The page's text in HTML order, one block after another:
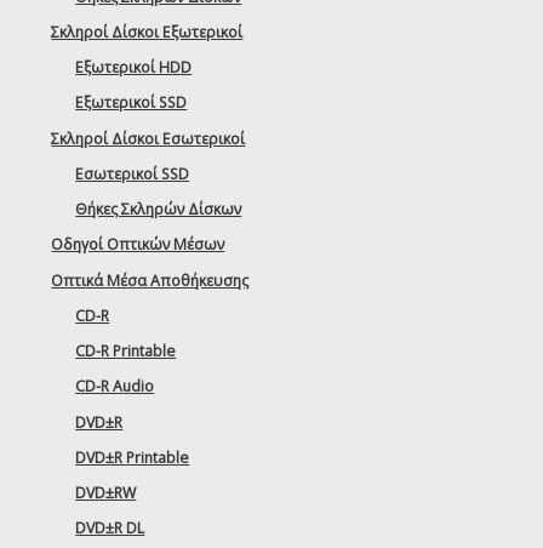
Σκληροί Δίσκοι Εξωτερικοί
Εξωτερικοί HDD
Εξωτερικοί SSD
Σκληροί Δίσκοι Εσωτερικοί
Εσωτερικοί SSD
Θήκες Σκληρών Δίσκων
Οδηγοί Οπτικών Μέσων
Οπτικά Μέσα Αποθήκευσης
CD-R
CD-R Printable
CD-R Audio
DVD±R
DVD±R Printable
DVD±RW
DVD±R DL